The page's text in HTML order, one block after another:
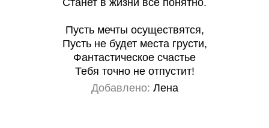
Станет в жизни всё понятно.
Пусть мечты осуществятся,
Пусть не будет места грусти,
Фантастическое счастье
Тебя точно не отпустит!
Добавлено: Лена